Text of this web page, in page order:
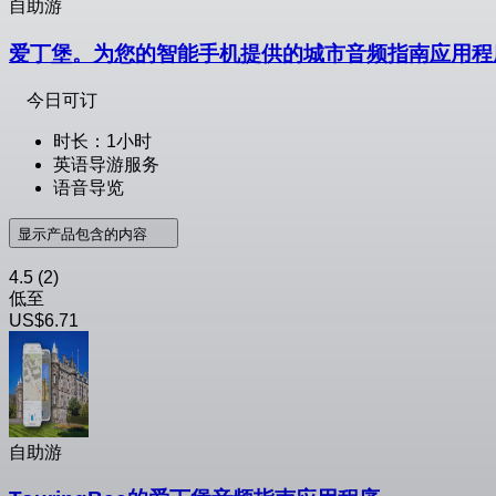
自助游
爱丁堡。为您的智能手机提供的城市音频指南应用
今日可订
时长：1小时
英语导游服务
语音导览
显示产品包含的内容
4.5 (2)
低至
US$6.71
自助游